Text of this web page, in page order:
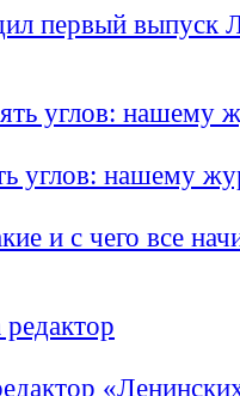
первый
углов: нашему
и с чего все